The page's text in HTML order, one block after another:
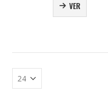
VER